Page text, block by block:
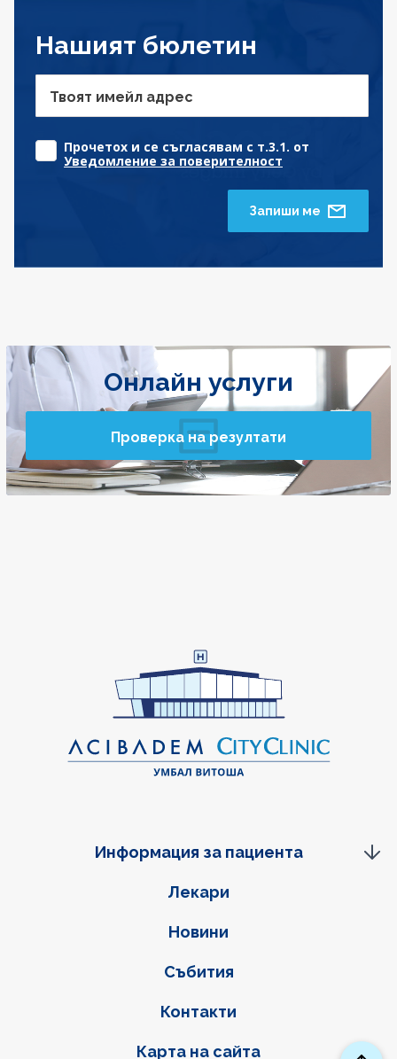
Нашият бюлетин
Твоят имейл адрес
Прочетох и се съгласявам с т.3.1. от
Уведомление за поверителност
Запиши ме
Онлайн услуги
Проверка на резултати
Фуутер навигация
Лекари
Новини
Събития
Контакти
Карта на сайта
Информация за пациента